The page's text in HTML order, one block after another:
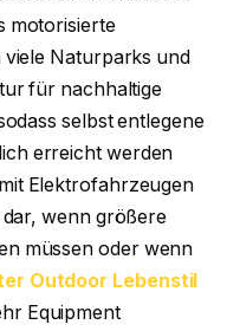
motorisierte
Naturparks und
für nachhaltige
selbst entlegene
erreicht werden
Elektrofahrzeugen
wenn größere
müssen oder wenn
Outdoor Lebenstil
Equipment